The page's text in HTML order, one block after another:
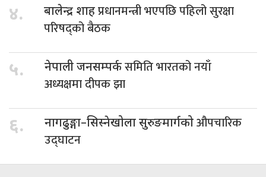
४. बालेन्द्र शाहप्रधानमन्त्री भएपछि पहिलो सुरक्षा
परिषद्को बैठक
५. नेपाली जनसम्पर्कसमिति भारतको नयाँ
अध्यक्षमा दीपक झा
६. नागढुङ्गा–सिस्नेखोला सुरुङमार्गकोऔपचारिक
उद्घाटन